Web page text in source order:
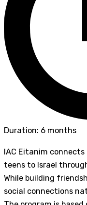
Duration: 6 months
IAC Eitanim
teens to Israel
While building
social connections